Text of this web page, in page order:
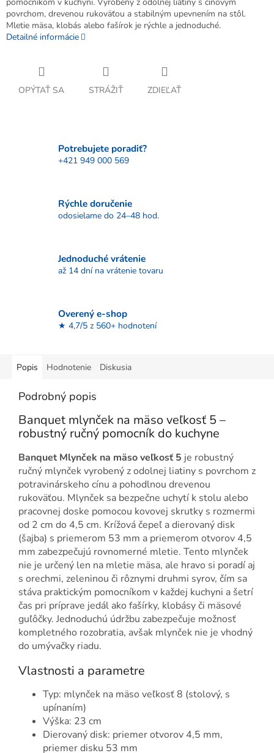
pomocníkom v kuchyni. Vyrobený z odolnej liatiny s cínovým
povrchom, drevenou rukoväťou a stabilným upevnením na stôl.
Mletie mäsa, klobás alebo fašírok je rýchle a jednoduché.
Detailné informácie
OPÝTAŤ SA STRÁŽIŤ ZDIEĽAŤ
Potrebujete poradiť?
+421 949 000 569
Rýchle doručenie
odosielame do 24–48 hod.
Jednoduché vrátenie
až 14 dní na vrátenie tovaru
Overený e-shop
★ 4,7/5 z 560+ hodnotení
Popis Hodnotenie Diskusia
Podrobný popis
Banquet mlynček na mäso veľkosť 5 –
robustný ručný pomocník do kuchyne
Banquet Mlynček na mäso veľkosť 5 je robustný
ručný mlynček vyrobený z odolnej liatiny s povrchom z
potravinárskeho cínu a pohodlnou drevenou
rukoväťou. Mlynček sa bezpečne uchytí k stolu alebo
pracovnej doske pomocou kovovej skrutky s rozmermi
od 2 cm do 4,5 cm. Krížová čepeľ a dierovaný disk
(šajba) s priemerom 53 mm a priemerom otvorov 4,5
mm zabezpečujú rovnomerné mletie. Tento mlynček
nie je určený len na mletie mäsa, ale hravo si poradí aj
s orechmi, zeleninou či rôznymi druhmi syrov, čím sa
stáva praktickým pomocníkom v každej kuchyni a šetrí
čas pri príprave jedál ako fašírky, klobásy či mäsové
guľôčky. Jednoduchú údržbu zabezpečuje možnosť
kompletného rozobratia, avšak mlynček nie je vhodný
do umývačky riadu.
Vlastnosti a parametre
Typ: mlynček na mäso veľkosť 8 (stolový, s
upínaním)
Výška: 23 cm
Dierovaný disk: priemer otvorov 4,5 mm,
priemer disku 53 mm